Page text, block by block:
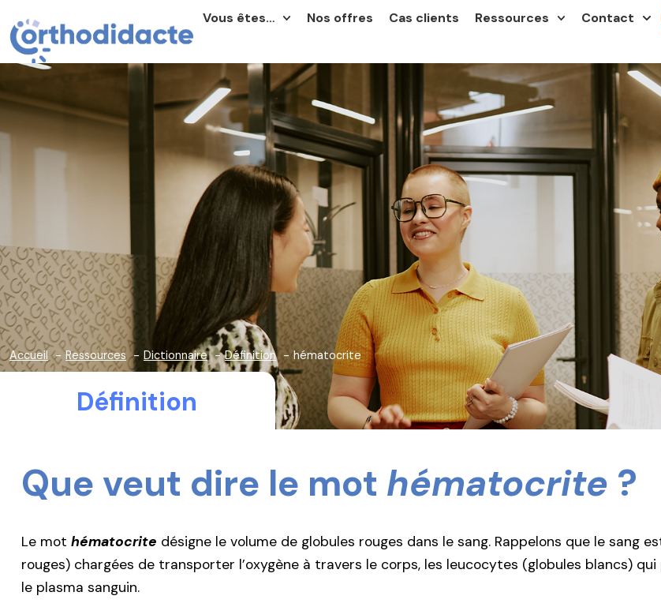
Vous êtes… Nos offres Cas clients Ressources Contact
Accueil Ressources Dictionnaire Définition hématocrite
Définition
Que veut dire le mot hématocrite ?
Le mot hématocrite désigne le volume de globules rouges dans le sang. Rappelons que le sang
rouges) chargées de transporter l’oxygène à travers le corps, les leucocytes (globules blancs)
le plasma sanguin.